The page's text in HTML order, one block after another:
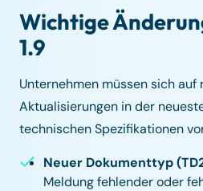
Wichtige
1.9
Unternehmen müssen sich auf
Aktualisierungen in der
technischen Spezifikationen
Neuer Dokumenttyp
Meldung fehlender oder